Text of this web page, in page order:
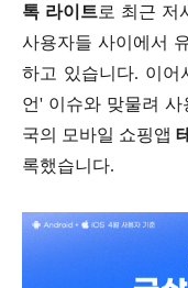
톡 라이트로 최근 저
사용자들 사이에서
하고 있습니다. 이어
언' 이슈와 맞물려
국의 모바일 쇼핑앱
록했습니다.